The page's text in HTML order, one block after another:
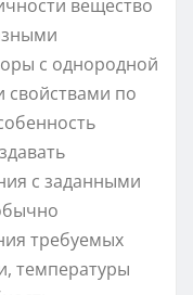
вещество
с однородной
свойствами по
с заданными
требуемых
температуры